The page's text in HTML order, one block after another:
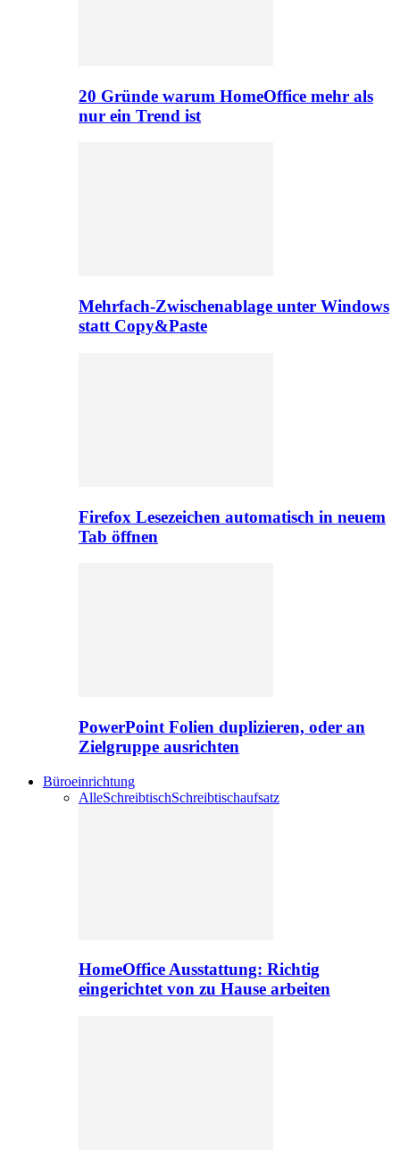
20 Gründe warum HomeOffice mehr als
nur ein Trend ist
Mehrfach-Zwischenablage unter Windows
statt Copy&Paste
Firefox Lesezeichen automatisch in neuem
Tab öffnen
PowerPoint Folien duplizieren, oder an
Zielgruppe ausrichten
Büroeinrichtung
AlleSchreibtischSchreibtischaufsatz
HomeOffice Ausstattung: Richtig
eingerichtet von zu Hause arbeiten